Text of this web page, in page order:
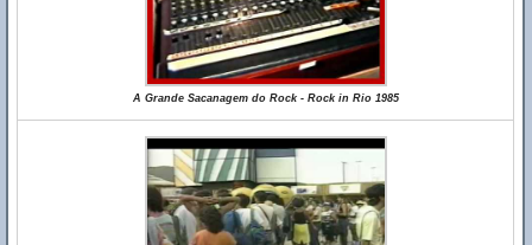
A Grande Sacanagem do Rock - Rock in Rio 1985